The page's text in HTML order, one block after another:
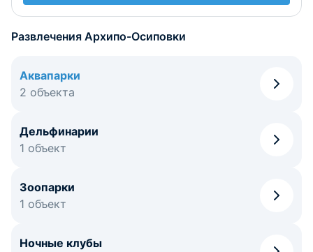
Развлечения Архипо-Осиповки
Аквапарки
2 объекта
Дельфинарии
1 объект
Зоопарки
1 объект
Ночные клубы